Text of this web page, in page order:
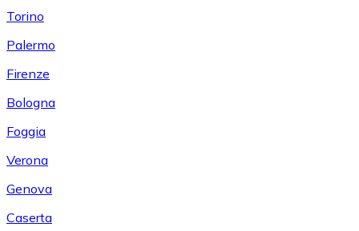
Torino
Palermo
Firenze
Bologna
Foggia
Verona
Genova
Caserta